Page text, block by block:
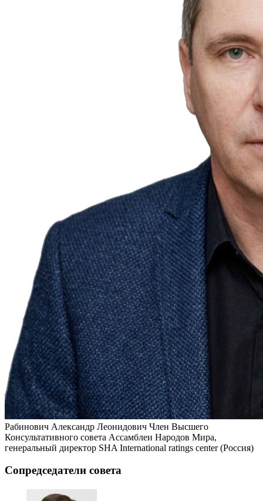
Рабинович Александр Леонидович Член Высшего
Консультативного совета Ассамблеи Народов Мира,
генеральный директор SHA International ratings center (Россия)
Сопредседатели совета